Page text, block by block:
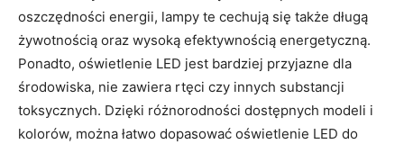
oszczędności energii, lampy te cechują się także długą
żywotnością oraz wysoką‍ efektywnością energetyczną.
⁢Ponadto, oświetlenie LED jest bardziej przyjazne dla
środowiska,⁣ nie zawiera ⁢rtęci czy ‌innych substancji
toksycznych. Dzięki różnorodności dostępnych modeli i
kolorów,⁤ można łatwo ⁢dopasować oświetlenie LED do